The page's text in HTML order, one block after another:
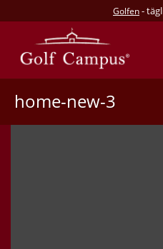
Golfen-
home-new-3